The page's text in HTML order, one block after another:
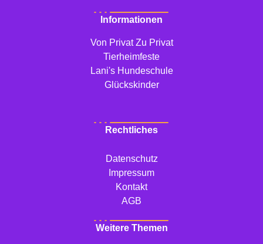
Informationen
Von Privat Zu Privat
Tierheimfeste
Lani's Hundeschule
Glückskinder
Rechtliches
Datenschutz
Impressum
Kontakt
AGB
Weitere Themen